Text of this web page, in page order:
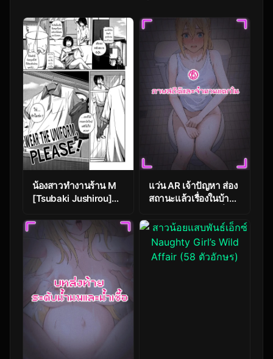
น้องสาวทำงานร้าน M
[Tsubaki Jushirou]
Wear the Uniform,
Please! (Kawaii
Imouto to Ikenai Koto
Shiteimasu!)
แว่น AR เจ้าปัญหา ส่อง
สถานะแล้วเรื่องในบ้าน
[Pz-x] My AR
glasses can see
various stats about
my foster sister